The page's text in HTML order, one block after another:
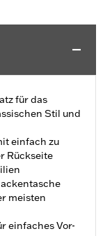
für das
Stil und
einfach zu
Rückseite
meisten
einfaches Vor-